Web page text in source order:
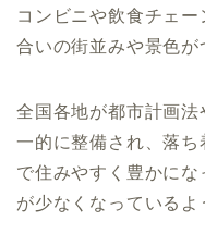
コンビニや飲食チェ
合いの街並みや景色が
全国各地が都市計画
一的に整備され、落
で住みやすく豊かに
が少なくなっているよ